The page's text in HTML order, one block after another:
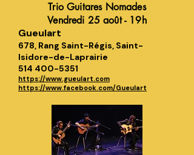
Trio Guitares Nomades
Vendredi 25 août - 19h
Gueulart
678, Rang Saint-Régis, Saint-
Isidore-de-Laprairie
514 400-5351
https://www.gueulart.com
https://www.facebook.com/Gueulart